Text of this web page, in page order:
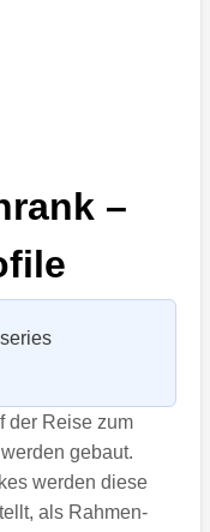
–
der Reise zum
gebaut.
werden diese
als Rahmen-